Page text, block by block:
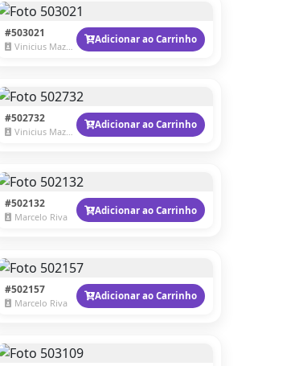
#503021
Vinicius Mazzaro
Adicionar ao Carrinho
#502732
Vinicius Mazzaro
Adicionar ao Carrinho
#502132
Marcelo Riva
Adicionar ao Carrinho
#502157
Marcelo Riva
Adicionar ao Carrinho